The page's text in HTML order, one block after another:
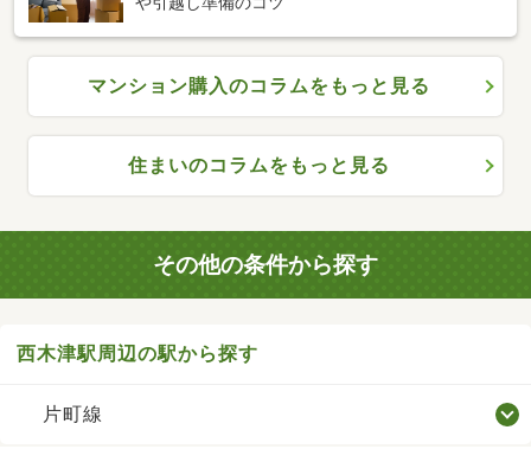
マンション購入のコラムをもっと見る
住まいのコラムをもっと見る
その他の条件から探す
西木津駅周辺の駅から探す
片町線